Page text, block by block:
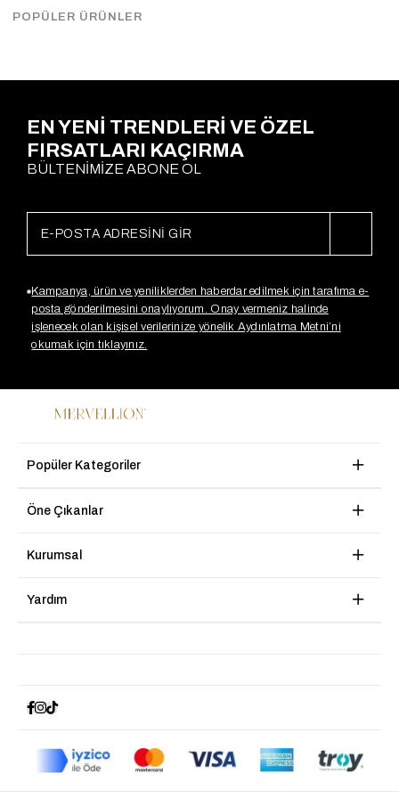
EN YENİ TRENDLERİ VE ÖZEL
FIRSATLARI KAÇIRMA
BÜLTENİMİZE ABONE OL
Kampanya, ürün ve yeniliklerden haberdar edilmek için tarafıma e-
posta gönderilmesini onaylıyorum. Onay vermeniz halinde
işlenecek olan kişisel verilerinize yönelik Aydınlatma Metni’ni
okumak için tıklayınız.
Popüler Kategoriler
Öne Çıkanlar
Kurumsal
Yardım
POPÜLER ÜRÜNLER